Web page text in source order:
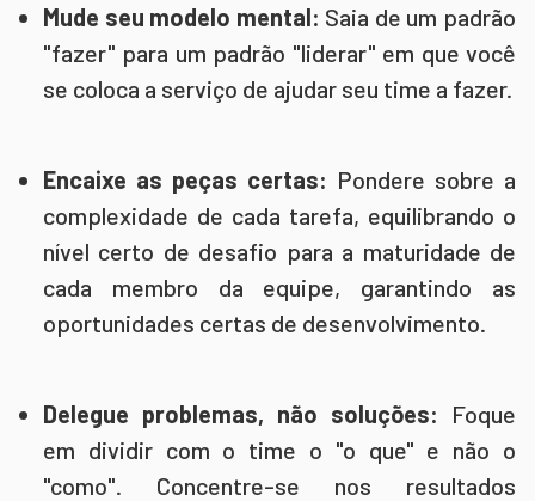
Mude seu modelo mental: Saia de um padrão
"fazer" para um padrão "liderar" em que você
se coloca a serviço de ajudar seu time a fazer.
Encaixe as peças certas: Pondere sobre a
complexidade de cada tarefa, equilibrando o
nível certo de desafio para a maturidade de
cada membro da equipe, garantindo as
oportunidades certas de desenvolvimento.
Delegue problemas, não soluções: Foque
em dividir com o time o "o que" e não o
"como". Concentre-se nos resultados